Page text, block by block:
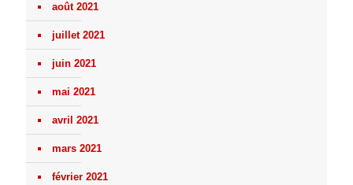
août 2021
juillet 2021
juin 2021
mai 2021
avril 2021
mars 2021
février 2021